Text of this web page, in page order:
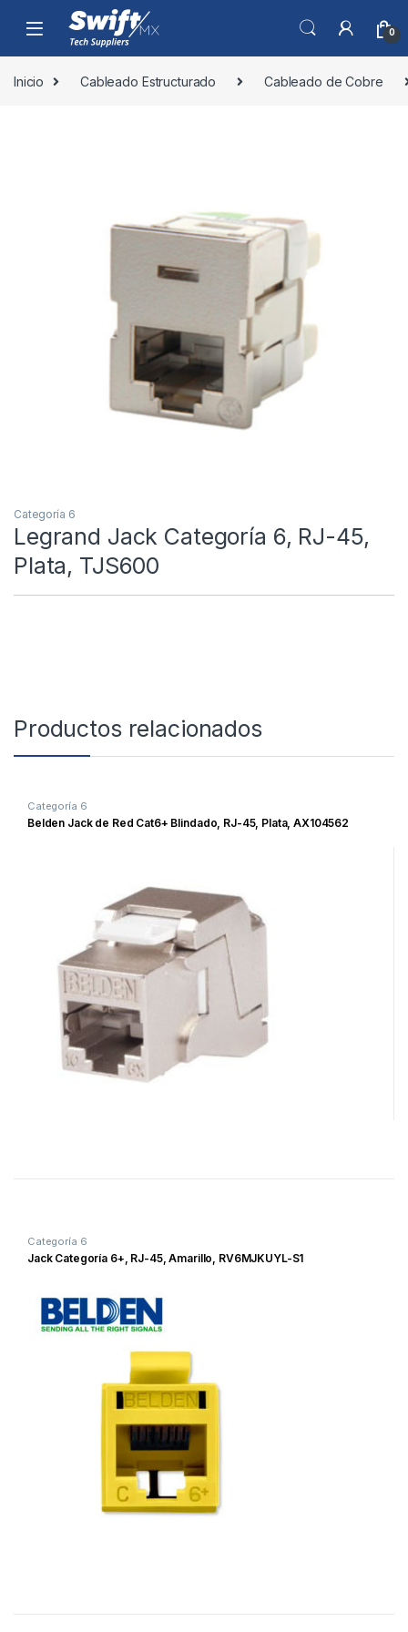
Skip to navigation
Skip to content
0
Inicio Cableado Estructurado Cableado de Cobre
Categoría 6
Legrand Jack Categoría 6, RJ-45,
Plata, TJS600
Productos relacionados
Categoría 6
Belden Jack de Red Cat6+ Blindado, RJ-45, Plata, AX104562
Categoría 6
Jack Categoría 6+, RJ-45, Amarillo, RV6MJKUYL-S1